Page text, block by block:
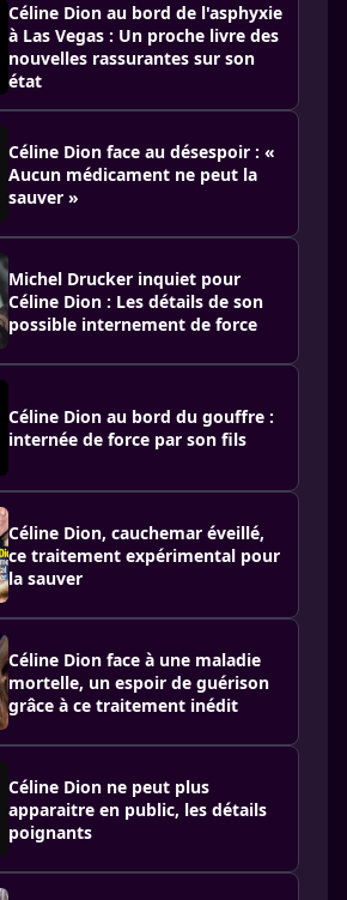
Céline Dion au bord de l'asphyxie
à Las Vegas : Un proche livre des
nouvelles rassurantes sur son
état
Céline Dion face au désespoir : «
Aucun médicament ne peut la
sauver »
Michel Drucker inquiet pour
Céline Dion : Les détails de son
possible internement de force
Céline Dion au bord du gouffre :
internée de force par son fils
Céline Dion, cauchemar éveillé,
ce traitement expérimental pour
la sauver
Céline Dion face à une maladie
mortelle, un espoir de guérison
grâce à ce traitement inédit
Céline Dion ne peut plus
apparaitre en public, les détails
poignants